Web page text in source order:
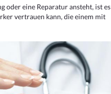
oder eine Reparatur ansteht, ist es
vertrauen kann, die einem mit